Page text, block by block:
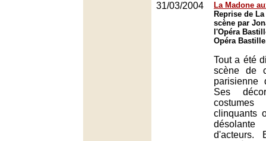
31/03/2004
La Madone
Reprise de
scène par
l'Opéra
Opéra
Tout a été
scène de
Ses
clinquants
d'acteurs.